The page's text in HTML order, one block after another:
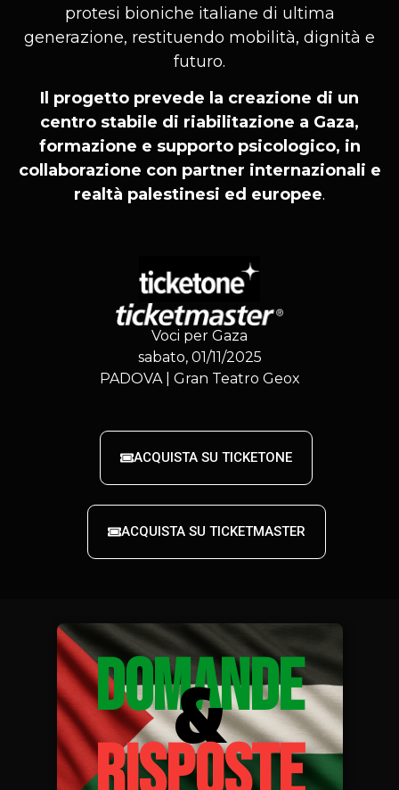
protesi bioniche italiane di ultima
generazione, restituendo mobilità, dignità e
futuro.
Il progetto prevede la creazione di un
centro stabile di riabilitazione a Gaza,
formazione e supporto psicologico, in
collaborazione con partner internazionali e
realtà palestinesi ed europee.
Voci per Gaza
sabato, 01/11/2025
PADOVA | Gran Teatro Geox
ACQUISTA SU TICKETONE
ACQUISTA SU TICKETMASTER
DOMANDE
&